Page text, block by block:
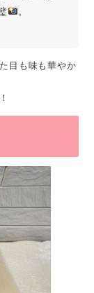
。
目も味も華やか